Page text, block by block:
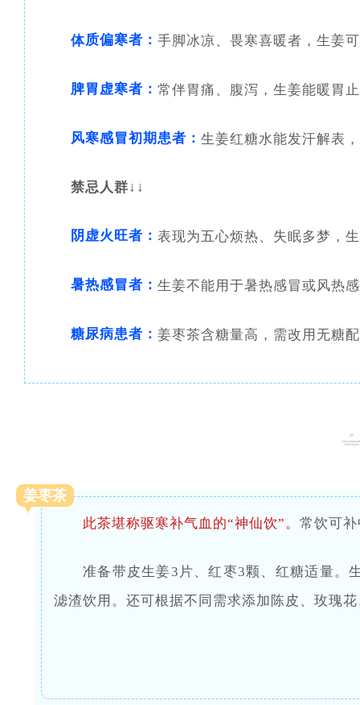
体质偏寒者： 手脚冰凉、畏寒喜暖者，生姜
脾胃虚寒者： 常伴胃痛、腹泻，生姜能暖胃
风寒感冒初期患者： 生姜红糖水能发汗解表
禁忌人群↓↓
阴虚火旺者： 表现为五心烦热、失眠多梦，
暑热感冒者： 生姜不能用于暑热感冒或风热
糖尿病患者： 姜枣茶含糖量高，需改用无糖
姜枣茶
此茶堪称驱寒补气血的“神仙饮”。 常饮可
准备带皮生姜3片、红枣3颗、红糖适量。
滤渣饮用。还可根据不同需求添加陈皮、玫瑰